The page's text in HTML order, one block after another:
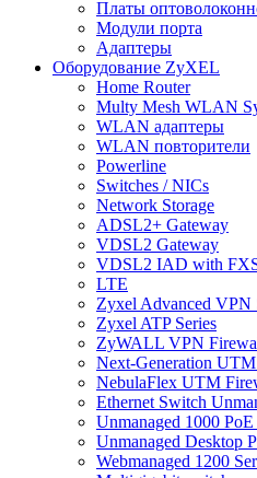
Платы
Модули порта
Адаптеры
Оборудование ZyXEL
Home Router
Multy Mesh WLAN
WLAN адаптеры
WLAN повторители
Powerline
Switches / NICs
Network Storage
ADSL2+ Gateway
VDSL2 Gateway
VDSL2 IAD with
LTE
Zyxel Advanced VPN
Zyxel ATP Series
ZyWALL VPN
Next-Generation
NebulaFlex UTM
Ethernet Switch
Unmanaged 1000 PoE
Unmanaged Desktop
Webmanaged 1200